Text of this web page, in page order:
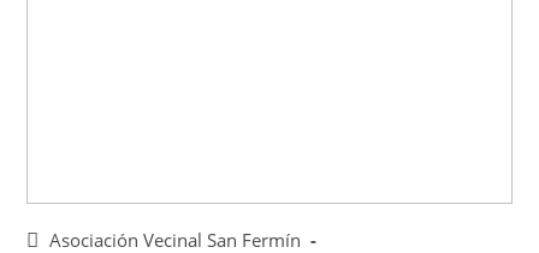
Asociación Vecinal San Fermín